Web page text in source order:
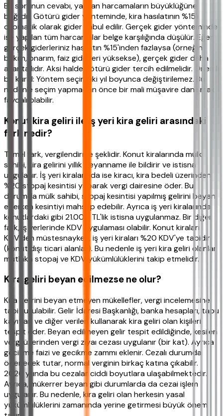
Bu sorunun cevabı, yapılan harcamaların büyüklüğüne
bağlıdır. Götürü gider yönteminde, kira hasılatının %15'i
otomatik olarak gider kabul edilir. Gerçek gider yönteminde
ise yapılan tüm harcamalar belge karşılığında düşülür. Eğer
gerçek giderleriniz hasılatın %15'inden fazlaysa (örneğin
bakım, onarım, faiz giderleri yüksekse), gerçek gider daha
avantajlıdır. Aksi halde götürü gider tercih edilmelidir. Önemli
bir kural: Yöntem seçimi iki yıl boyunca değiştirilemez. Bu
nedenle seçim yapmadan önce bir mali müşavire danışmak
faydalı olabilir.
Konut kira geliri ile iş yeri kira geliri arasındaki
fark nedir?
Temel fark, vergilendirme şeklidir. Konut kiralarında mülk
sahibi, kira gelirini yıllık beyanname ile bildirir ve istisna
uygulanır. İş yeri kiralarında ise kiracı, kira bedeli üzerinden
%20 stopaj kesintisi yaparak vergi dairesine öder. Bu
durumda mülk sahibi, stopaj kesintisi yapılmış gelirini beyan
ederken kesintiyi mahsup edebilir. Ayrıca iş yeri kiralarında
konutlardaki gibi 21.000 TL'lik istisna uygulanmaz. Bir diğer
fark, iş yerlerinde KDV uygulaması olabilir. Konut kiraları
KDV'den müstesnayken, iş yeri kiraları %20 KDV'ye tabidir
(konut dışı ticari alanlar). Bu nedenle iş yeri kira geliri olanlar
mutlaka stopaj ve KDV yükümlülüklerini takip etmelidir.
Kira geliri beyan edilmezse ne olur?
Kira gelirini beyan etmeyen mükellefler, vergi incelemesine
tabi tutulabilir. Gelir İdaresi Başkanlığı, banka hesapları, tapu
kayıtları ve diğer verileri kullanarak kira geliri olan kişileri
tespit eder. Beyan edilmeyen gelir tespit edildiğinde, kesilen
vergi üzerinden vergi ziyaı cezası uygulanır (bir kat). Ayrıca
gecikme faizi ve gecikme zammı eklenir. Cezalı durumda
ödenecek tutar, normal verginin birkaç katına çıkabilir.
2026 yılında bu cezalar ciddi boyutlara ulaşabilmektedir.
Ayrıca, mükerrer beyan gibi durumlarda da cezai işlem
uygulanır. Bu nedenle, kira geliri olan herkesin yasal
yükümlülüklerini zamanında yerine getirmesi büyük önem